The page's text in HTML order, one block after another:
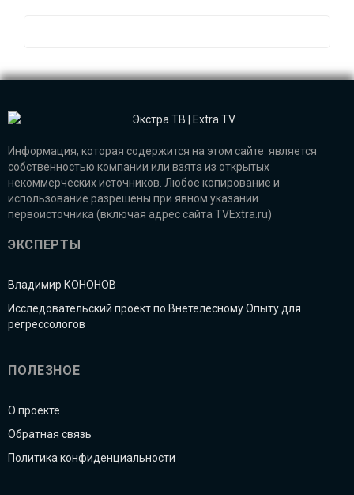
Информация, которая содержится на этом сайте является
собственностью компании или взята из открытых
некоммерческих источников. Любое копирование и
использование разрешены при явном указании
первоисточника (включая адрес сайта TVExtra.ru)
ЭКСПЕРТЫ
Владимир КОНОНОВ
Исследовательский проект по Внетелесному Опыту для
регрессологов
ПОЛЕЗНОЕ
О проекте
Обратная связь
Политика конфиденциальности